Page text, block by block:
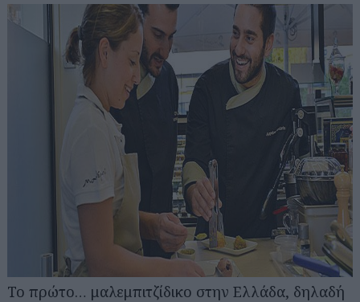
Το πρώτο… μαλεμπιτζίδικο στην Ελλάδα, δηλαδή